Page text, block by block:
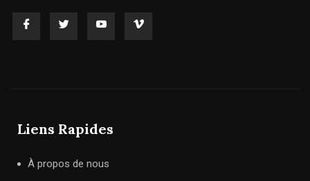
Liens Rapides
À propos de nous